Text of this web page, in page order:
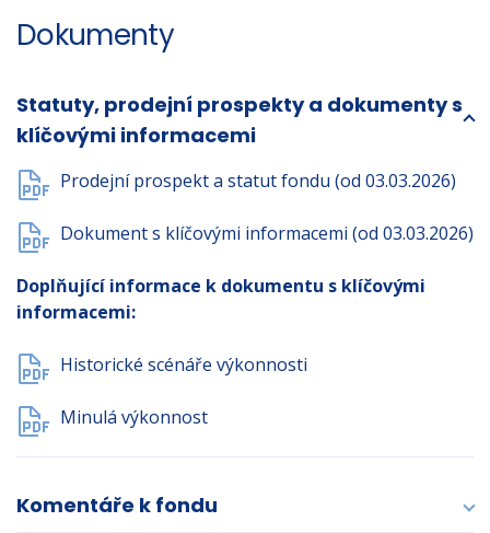
Dokumenty
Statuty, prodejní prospekty a dokumenty s
klíčovými informacemi
Prodejní prospekt a statut fondu (od 03.03.2026)
Dokument s klíčovými informacemi (od 03.03.2026)
Doplňující informace k dokumentu s klíčovými
informacemi:
Historické scénáře výkonnosti
Minulá výkonnost
Komentáře k fondu